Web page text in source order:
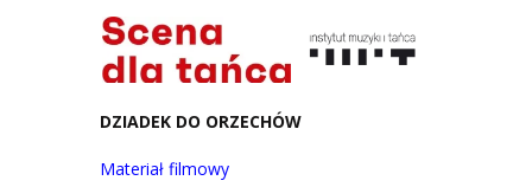
DZIADEK DO ORZECHÓW
Materiał filmowy